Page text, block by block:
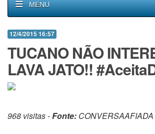
MENU
12/4/2015 16:57
TUCANO NÃO
LAVA JATO!!
968 visitas -Fonte: CONVERSAAFIADA